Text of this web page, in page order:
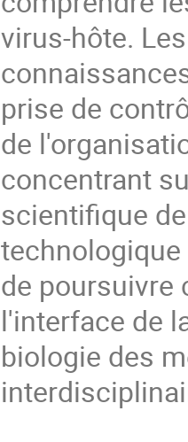
virus-hôte.
prise de
de
concentrant
scientifique
de poursuivre
l'interface de
biologie des